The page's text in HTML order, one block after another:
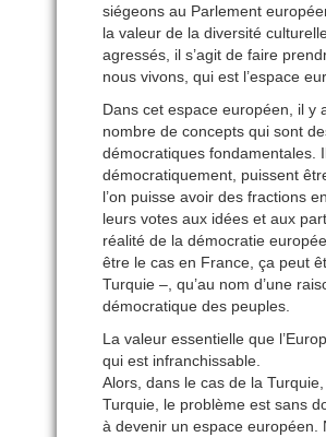
siégeons au Parlement
la valeur de la diversité
agressés, il s’agit de faire
nous vivons, qui est l’espace
Dans cet espace européen, il y
nombre de concepts qui sont
démocratiques fondamentales.
démocratiquement, puissent
l’on puisse avoir des fractions
leurs votes aux idées et aux
réalité de la démocratie
être le cas en France, ça peut
Turquie –, qu’au nom d’une
démocratique des peuples.
La valeur essentielle que
qui est infranchissable.
Alors, dans le cas de la
Turquie, le problème est sans
à devenir un espace européen.